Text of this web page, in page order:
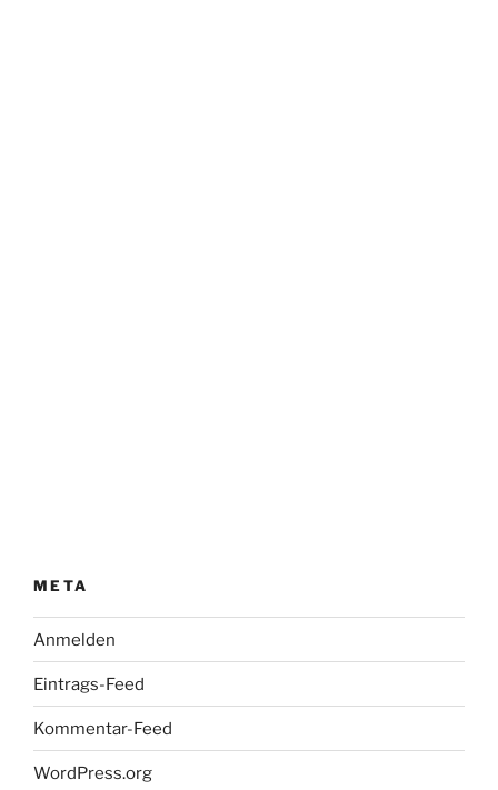
META
Anmelden
Eintrags-Feed
Kommentar-Feed
WordPress.org